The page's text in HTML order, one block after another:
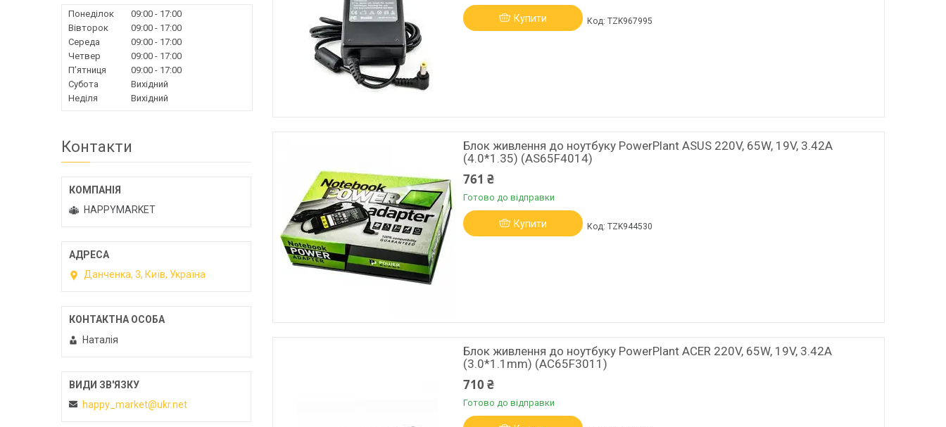
Купити TZK967995
Блок живлення до ноутбуку PowerPlant ASUS 220V, 65W, 19V, 3.42A
(4.0*1.35) (AS65F4014)
761 ₴
Готово до відправки
Купити TZK944530
Блок живлення до ноутбуку PowerPlant ACER 220V, 65W, 19V, 3.42A
(3.0*1.1mm) (AC65F3011)
710 ₴
Готово до відправки
Понеділок 09:00
17:00
Вівторок
09:00
17:00
Середа
09:00
17:00
Четвер
09:00
17:00
Пʼятниця
09:00
17:00
Субота
Вихідний
Неділя
Вихідний
Контакти
HAPPYMARKET
Данченка, 3, Київ, Україна
Наталія
happy_market@ukr.net